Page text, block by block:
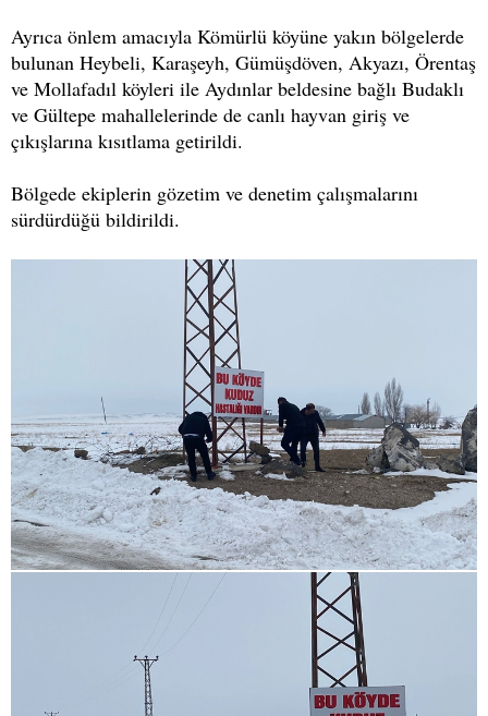
Ayrıca önlem amacıyla Kömürlü köyüne yakın bölgelerde
bulunan Heybeli, Karaşeyh, Gümüşdöven, Akyazı, Örentaş
ve Mollafadıl köyleri ile Aydınlar beldesine bağlı Budaklı
ve Gültepe mahallelerinde de canlı hayvan giriş ve
çıkışlarına kısıtlama getirildi.
Bölgede ekiplerin gözetim ve denetim çalışmalarını
sürdürdüğü bildirildi.